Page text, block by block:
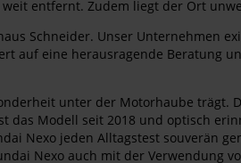
entfernt. Zudem liegt der Ort
Schneider. Unser Unternehmen
auf eine herausragende Beratung
unter der Motorhaube trägt.
Modell seit 2018 und optisch
Nexo jeden Alltagstest souverän
Nexo auch mit der Verwendung